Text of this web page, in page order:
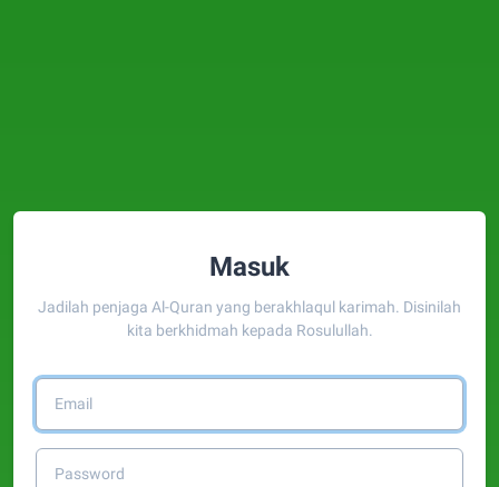
Masuk
Jadilah penjaga Al-Quran yang berakhlaqul karimah. Disinilah
kita berkhidmah kepada Rosulullah.